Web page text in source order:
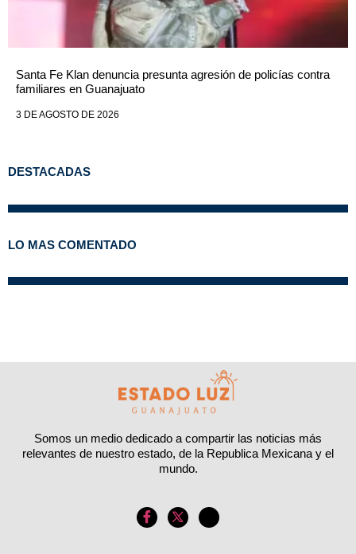
Santa Fe Klan denuncia presunta agresión de policías contra
familiares en Guanajuato
3 DE AGOSTO DE 2026
DESTACADAS
LO MAS COMENTADO
Somos un medio dedicado a compartir las noticias más
relevantes de nuestro estado, de la Republica Mexicana y el
mundo.